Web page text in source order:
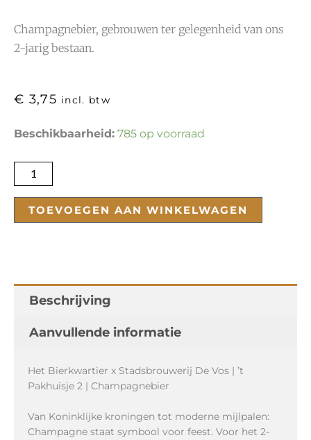
Champagnebier, gebrouwen ter gelegenheid van ons
2-jarig bestaan.
€ 3,75 incl. btw
Beschikbaarheid: 785 op voorraad
't
aantal
TOEVOEGEN AAN WINKELWAGEN
Beschrijving
Aanvullende informatie
Het Bierkwartier x Stadsbrouwerij De Vos | ’t
Pakhuisje 2 | Champagnebier
Van Koninklijke kroningen tot moderne mijlpalen:
Champagne staat symbool voor feest. Voor het 2-